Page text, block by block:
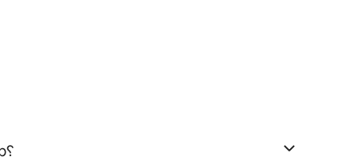
كيف أبدأ الاستضافة على Airbnb؟